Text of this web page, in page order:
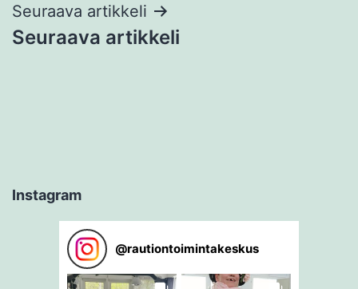
Seuraava artikkeli
Seuraava artikkeli
Instagram
@rautiontoimintakeskus